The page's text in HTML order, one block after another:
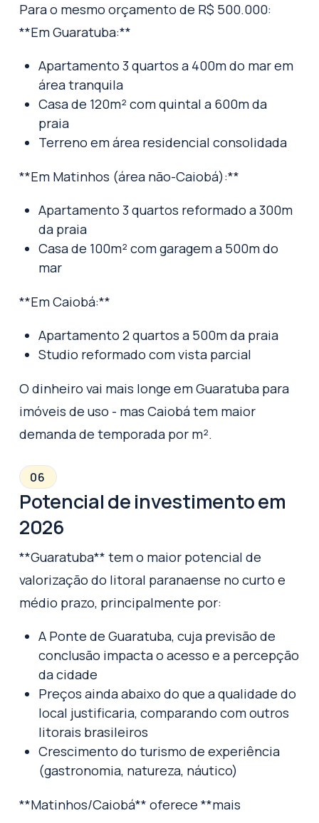
Para o mesmo orçamento de R$ 500.000:
**Em Guaratuba:**
Apartamento 3 quartos a 400m do mar em
área tranquila
Casa de 120m² com quintal a 600m da
praia
Terreno em área residencial consolidada
**Em Matinhos (área não-Caiobá):**
Apartamento 3 quartos reformado a 300m
da praia
Casa de 100m² com garagem a 500m do
mar
**Em Caiobá:**
Apartamento 2 quartos a 500m da praia
Studio reformado com vista parcial
O dinheiro vai mais longe em Guaratuba para
imóveis de uso - mas Caiobá tem maior
demanda de temporada por m².
06
Potencial de investimento em
2026
**Guaratuba** tem o maior potencial de
valorização do litoral paranaense no curto e
médio prazo, principalmente por:
A Ponte de Guaratuba, cuja previsão de
conclusão impacta o acesso e a percepção
da cidade
Preços ainda abaixo do que a qualidade do
local justificaria, comparando com outros
litorais brasileiros
Crescimento do turismo de experiência
(gastronomia, natureza, náutico)
**Matinhos/Caiobá** oferece **mais